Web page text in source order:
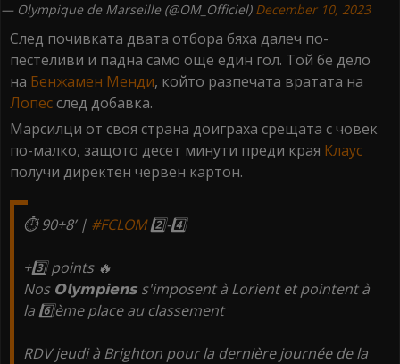
— Olympique de Marseille (@OM_Officiel) December 10, 2023
След почивката двата отбора бяха далеч по-
пестеливи и падна само още един гол. Той бе дело
на Бенжамен Менди, който разпечата вратата на
Лопесслед добавка.
Марсилци от своя страна доиграха срещата с човек
по-малко, защото десет минути преди края Клаус
получи директен червен картон.
⏱️ 90+8’ | #FCLOM2️⃣-4️⃣
+3️⃣ points 🔥
Nos 𝗢𝗹𝘆𝗺𝗽𝗶𝗲𝗻𝘀 s'imposent à Lorient et pointent à
la 6️⃣ème place au classement
RDV jeudi à Brighton pour la dernière journée de la